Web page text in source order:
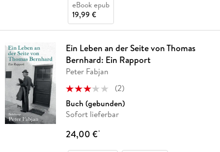
eBook epub
19,99 €
Ein Leben an der Seite von Thomas
Bernhard: Ein Rapport
Peter Fabjan
(2)
Buch (gebunden)
Sofort lieferbar
24,00 €*